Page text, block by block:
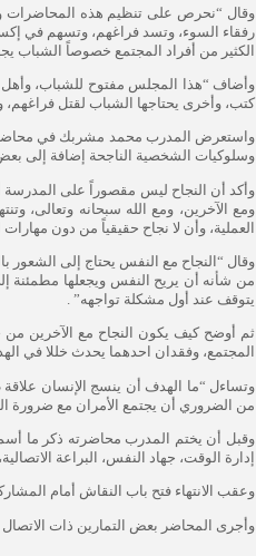
وقال “نحرص على تنظيم هذه المحاضرات
رفقاء السوء، وتسد فراغهم، وتسهم في
الكثير من أفراد المجتمع خصوصاً الشباب
وأضاف “هذا المجلس مفتوح للشباب، وأهل
كتب، وأخرى يحتاجها الشباب لقتل فراغهم،
واستعرض المدرب محمد مشربك في محاضرته
وسلوكيات الشخصية الناجحة إضافة إلى
وأكد أن النجاح ليس مقصوراً على المدرسة
ومع الآخرين، ومع الله سبحانه وتعالى،
العملية، وأن لا نجاح حقيقياً من دون مهارات
وقال “النجاح مع النفس يحتاج إلى الشعور
من شأنه أن يريح النفس ويجعلها مطمئنة
يتوقف عند أول مشكلة تواجهه” .
ثم أوضح كيف يكون النجاح مع الآخرين من
المجتمع، وفقدان احدهما يحدث خللا في
وتساءل “ما الهدف أن ينسج الإنسان علاقة
من الضروري أن يجتمع الأمران مع ضرورة
وقبل أن يختم المدرب محاضرته ذكر ما
إدارة الوقت، جهاد النفس، البراعة
وعقب الانتهاء فتح باب النقاش أمام
وأجرى المحاضر بعض التمارين ذات